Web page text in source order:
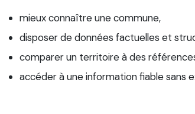
mieux connaître une commune,
disposer de données factuelles et
comparer un territoire à des
accéder à une information fiable sans